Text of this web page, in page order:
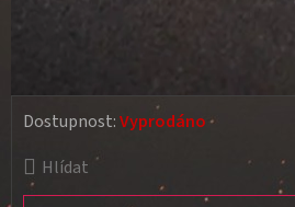
Hlídat
Dostupnost:Vyprodáno